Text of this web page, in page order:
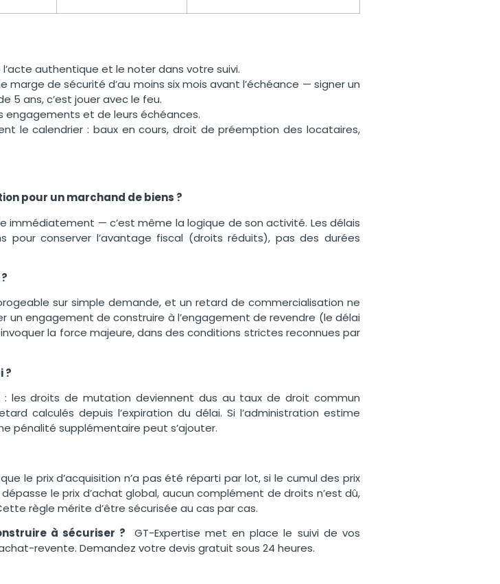
authentique et le noter dans votre suivi.
marge de sécurité d’au moins six mois avant l’échéance — signer un
5 ans, c’est jouer avec le feu.
engagements et de leurs échéances.
le calendrier : baux en cours, droit de préemption des locataires,
pour un marchand de biens ?
immédiatement — c’est même la logique de son activité. Les délais
conserver l’avantage fiscal (droits réduits), pas des durées
sur simple demande, et un retard de commercialisation ne
un engagement de construire à l’engagement de revendre (le délai
la force majeure, dans des conditions strictes reconnues par
?
les droits de mutation deviennent dus au taux de droit commun
calculés depuis l’expiration du délai. Si l’administration estime
pénalité supplémentaire peut s’ajouter.
le prix d’acquisition n’a pas été réparti par lot, si le cumul des prix
le prix d’achat global, aucun complément de droits n’est dû,
règle mérite d’être sécurisée au cas par cas.
à sécuriser ?
GT-Expertise met en place le suivi de vos
revente. Demandez votre devis gratuit sous 24 heures.